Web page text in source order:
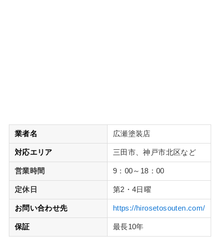
業者名 広瀬塗装店
対応エリア 三田市、神戸市北区など
営業時間 9：00～18：00
定休日 第2・4日曜
お問い合わせ先 https://hirosetosouten.com/
保証 最長10年